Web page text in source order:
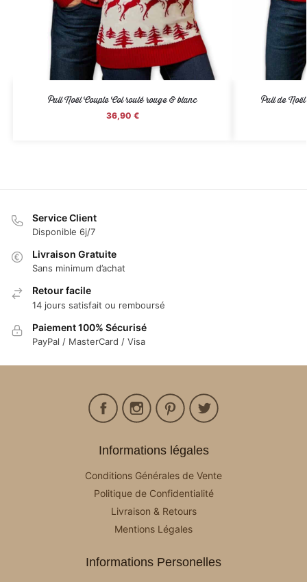
Pull Noël Couple Col roulé rouge & blanc
36,90 €
Pull de
Service Client
Disponible 6j/7
Livraison Gratuite
Sans minimum d’achat
Retour facile
14 jours satisfait ou remboursé
Paiement 100% Sécurisé
PayPal / MasterCard / Visa
Informations légales
Conditions Générales de Vente
Politique de Confidentialité
Livraison & Retours
Mentions Légales
Informations Personelles